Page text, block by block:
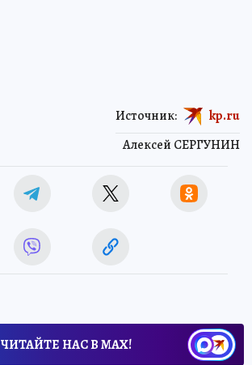
Алексей СЕРГУНИН
Источник: kp.ru
ЧИТАЙТЕ НАС В МАХ!